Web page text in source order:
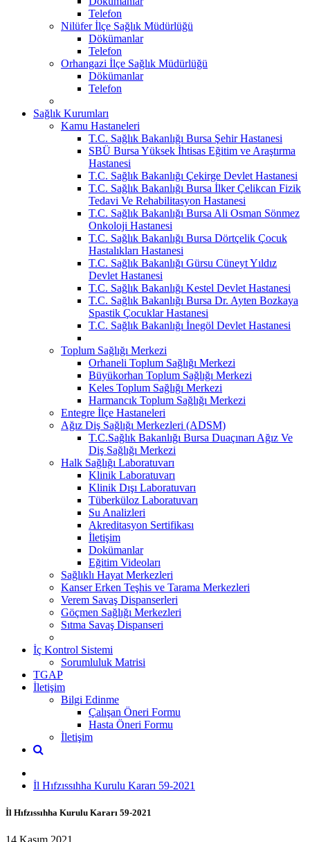
Telefon
Nilüfer İlçe Sağlık Müdürlüğü
Dökümanlar
Telefon
Orhangazi İlçe Sağlık Müdürlüğü
Dökümanlar
Telefon
Sağlık Kurumları
Kamu Hastaneleri
T.C. Sağlık Bakanlığı Bursa Şehir Hastanesi
SBÜ Bursa Yüksek İhtisas Eğitim ve Araştırma
Hastanesi
T.C. Sağlık Bakanlığı Çekirge Devlet Hastanesi
T.C. Sağlık Bakanlığı Bursa İlker Çelikcan Fizik
Tedavi Ve Rehabilitasyon Hastanesi
T.C. Sağlık Bakanlığı Bursa Ali Osman Sönmez
Onkoloji Hastanesi
T.C. Sağlık Bakanlığı Bursa Dörtçelik Çocuk
Hastalıkları Hastanesi
T.C. Sağlık Bakanlığı Gürsu Cüneyt Yıldız
Devlet Hastanesi
T.C. Sağlık Bakanlığı Kestel Devlet Hastanesi
T.C. Sağlık Bakanlığı Bursa Dr. Ayten Bozkaya
Spastik Çocuklar Hastanesi
T.C. Sağlık Bakanlığı İnegöl Devlet Hastanesi
Toplum Sağlığı Merkezi
Orhaneli Toplum Sağlığı Merkezi
Büyükorhan Toplum Sağlığı Merkezi
Keles Toplum Sağlığı Merkezi
Harmancık Toplum Sağlığı Merkezi
Entegre İlçe Hastaneleri
Ağız Diş Sağlığı Merkezleri (ADSM)
T.C.Sağlık Bakanlığı Bursa Duaçınarı Ağız Ve
Diş Sağlığı Merkezi
Halk Sağlığı Laboratuvarı
Klinik Laboratuvarı
Klinik Dışı Laboratuvarı
Tüberküloz Laboratuvarı
Su Analizleri
Akreditasyon Sertifikası
İletişim
Dokümanlar
Eğitim Videoları
Sağlıklı Hayat Merkezleri
Kanser Erken Teşhis ve Tarama Merkezleri
Verem Savaş Dispanserleri
Göçmen Sağlığı Merkezleri
Sıtma Savaş Dispanseri
İç Kontrol Sistemi
Sorumluluk Matrisi
TGAP
İletişim
Bilgi Edinme
Çalışan Öneri Formu
Hasta Öneri Formu
İletişim
İl Hıfzıssıhha Kurulu Kararı 59-2021
İl Hıfzıssıhha Kurulu Kararı 59-2021